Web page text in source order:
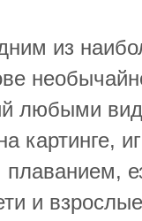
из
любыми
картинге,
и